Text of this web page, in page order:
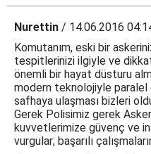
Nurettin / 14.06.2016
Komutanım, eski bir
tespitlerinizi ilgiyle ve
önemli bir hayat düsturu
modern teknolojiyle
safhaya ulaşması bizleri
Gerek Polisimiz gerek
kuvvetlerimize güvenç ve
vurgular; başarılı